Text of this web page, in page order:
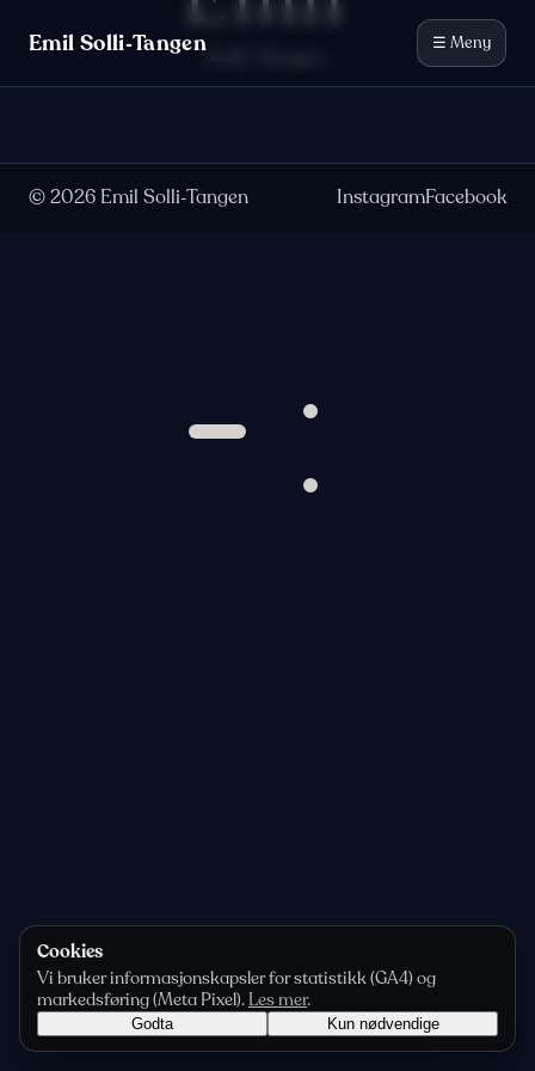
Emil Solli‑Tangen ☰ Meny
Solli-Tangen
©2026 Emil Solli‑Tangen InstagramFacebook
Personvern
Cookies
Vi bruker informasjonskapsler for statistikk (GA4) og
markedsføring (Meta Pixel). Les mer.
Godta Kun nødvendige